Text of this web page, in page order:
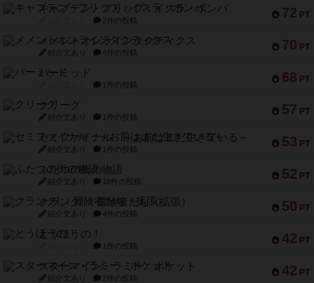
72 PT
キャプテン・フリップ：イスラ・ボンバ
2件の投稿
70 PT
メメントオンラインタクティクス
紹介文あり 4件の投稿
68 PT
パーミッド
1件の投稿
57 PT
クリーグ
紹介文あり 1件の投稿
53 PT
セミファイナル ～お前はまだ生きている～
紹介文あり 1件の投稿
52 PT
ふたつの街の物語
紹介文あり 18件の投稿
50 PT
クランク! ：冒険者たち（拡張）
紹介文あり 4件の投稿
42 PT
とうほうの！
1件の投稿
42 PT
スターマイン・ラミー ポケット
紹介文あり 2件の投稿